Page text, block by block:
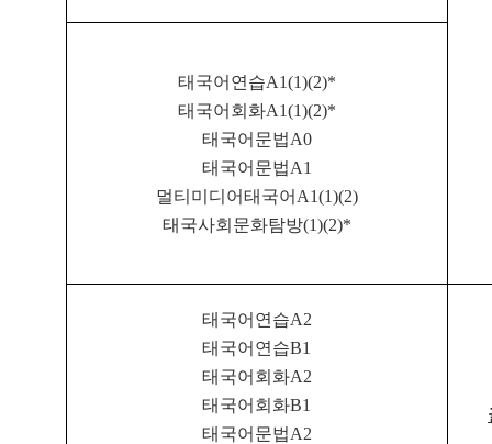
태국어연습A1(1)(2)*
태국어회화A1(1)(2)*
태국어문법A0
태국어문법A1
멀티미디어태국어 A1(1)(2)
태국사회문화탐방(1)(2)*
태국어연습A2
태국어연습B1
태국어회화A2
태국어회화B1
태국어문법A2